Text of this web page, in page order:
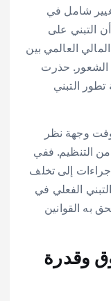
شامل في
التبني على
العالمي بين
الشعور. حذرت
التبني
وجهة نظر
من التنظيم. ففي
إلى تخلف
الفعلي في
به القوانين
وقدرة